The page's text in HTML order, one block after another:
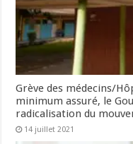
Grève des médecins/
minimum assuré, le
radicalisation du
14 juillet 2021